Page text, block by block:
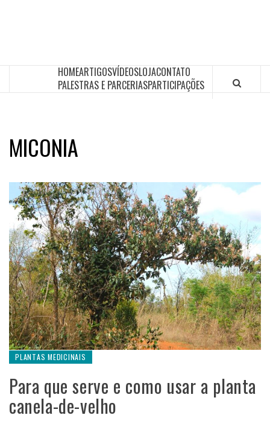
HOMEARTIGOSVÍDEOSLOJACONTATO
PALESTRAS E PARCERIASPARTICIPAÇÕES
MICONIA
PLANTAS MEDICINAIS
Para que serve e como usar a planta
canela-de-velho